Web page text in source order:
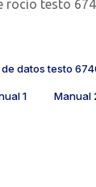
testo
datos testo
1 Manual